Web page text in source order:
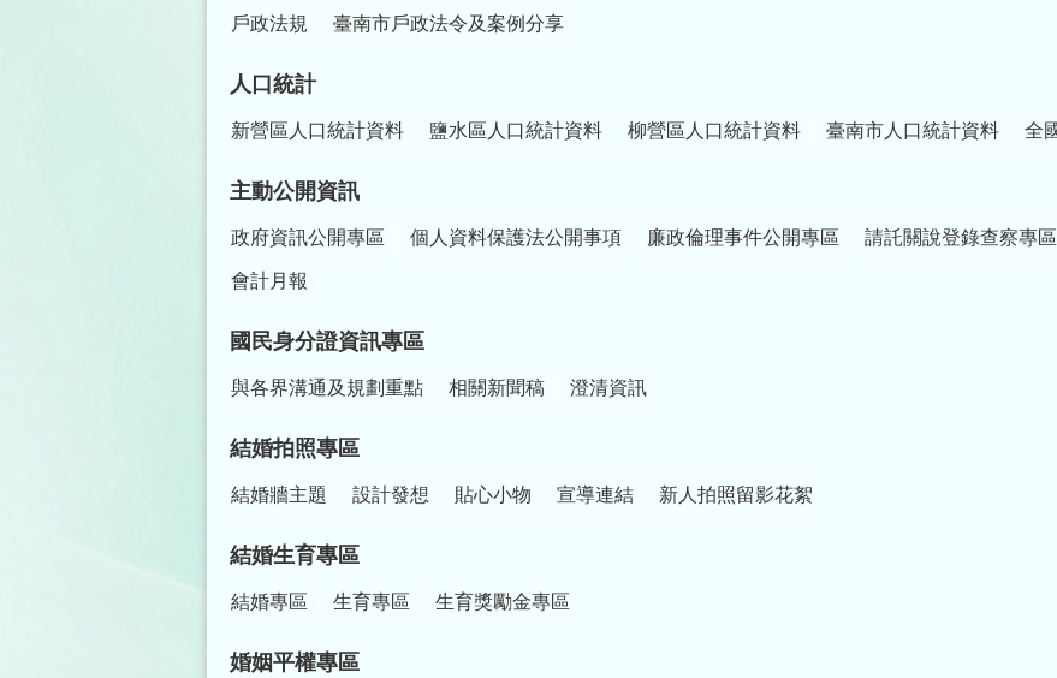
戶政法規 臺南市戶政法令及案例分享
人口統計
新營區人口統計資料 鹽水區人口統計資料 柳營區人口統計資料 臺南市人口統計資料 全
主動公開資訊
政府資訊公開專區 個人資料保護法公開事項 廉政倫理事件公開專區 請託關說登錄查察專區
會計月報
國民身分證資訊專區
與各界溝通及規劃重點 相關新聞稿 澄清資訊
結婚拍照專區
結婚牆主題 設計發想 貼心小物 宣導連結 新人拍照留影花絮
結婚生育專區
結婚專區 生育專區 生育獎勵金專區
婚姻平權專區